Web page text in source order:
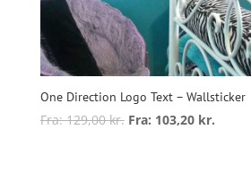
One Direction Logo Text – Wallsticker
Fra:129,00kr. Fra: 103,20 kr.